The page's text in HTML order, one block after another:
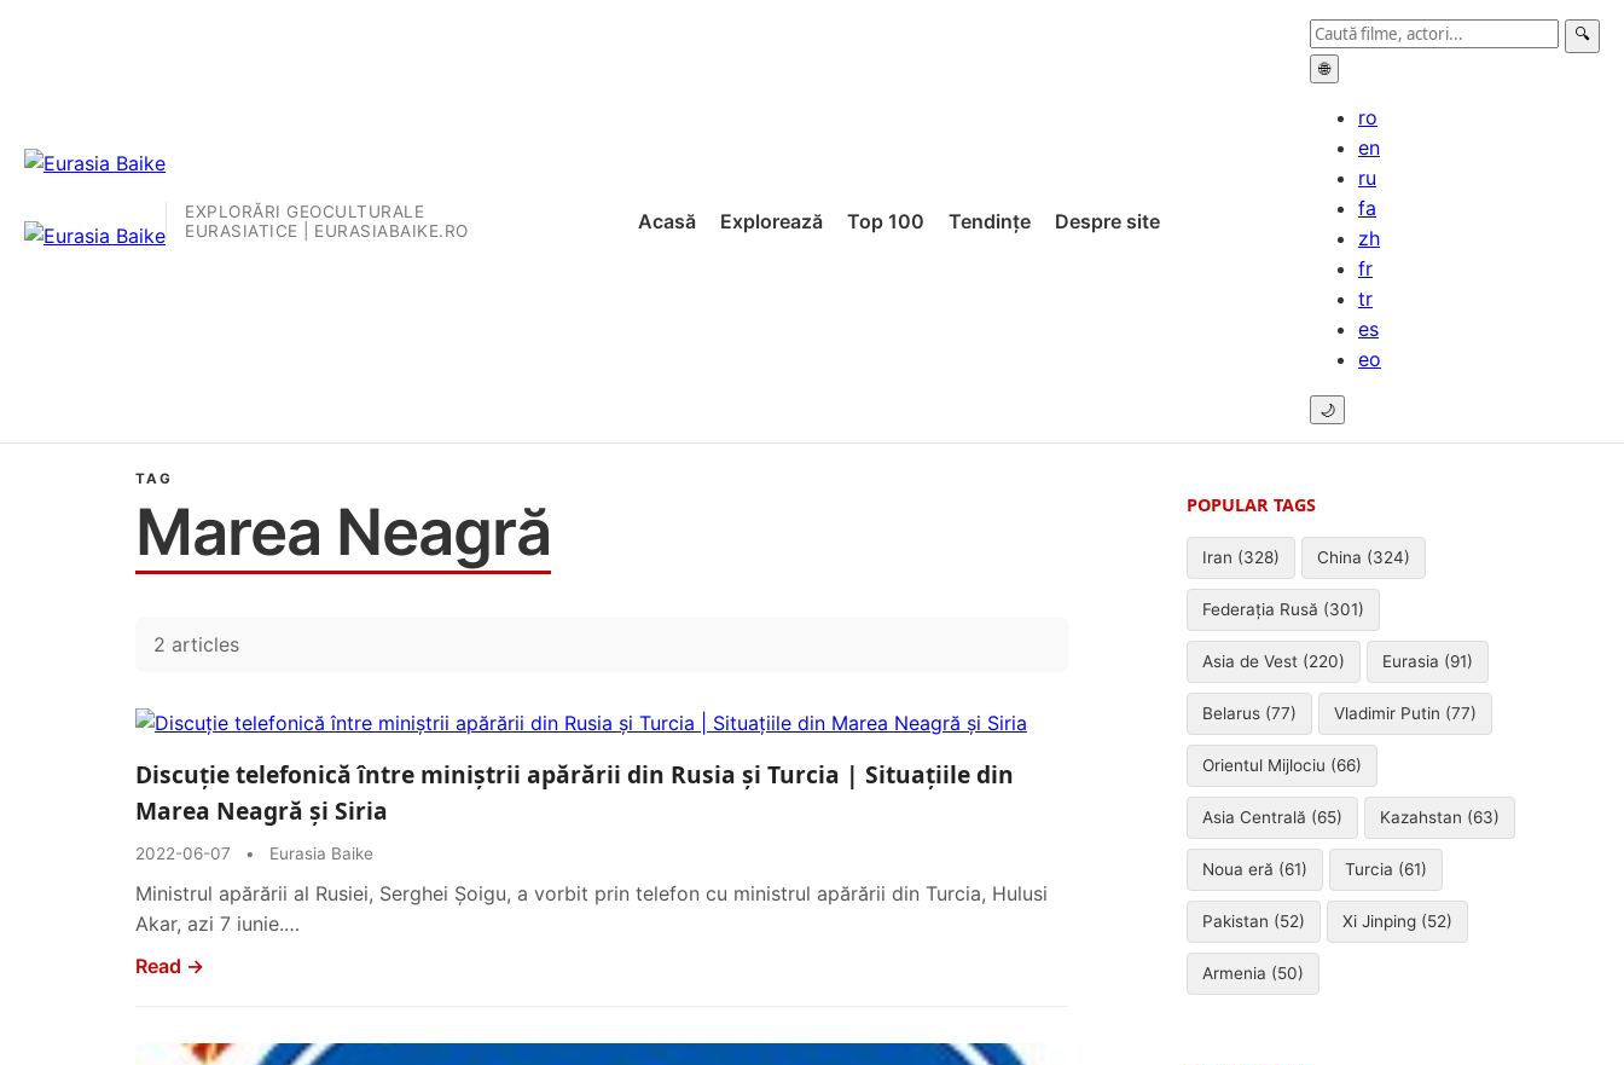
EXPLORĂRI GEOCULTURALE
EURASIATICE | EURASIABAIKE.RO
Acasă Explorează Top 100 Tendințe Despre site
🔍
🌐
ro
en
ru
fa
zh
fr
tr
es
eo
🌙
TAG
Marea Neagră
2 articles
Discuție telefonică între miniștrii apărării din Rusia și Turcia | Situațiile din
Marea Neagră și Siria
2022-06-07 • Eurasia Baike
Ministrul apărării al Rusiei, Serghei Șoigu, a vorbit prin telefon cu ministrul apărării din Turcia, Hulusi
Akar, azi 7 iunie.…
Read →
POPULAR TAGS
Iran (328) China (324)
Federația Rusă (301)
Asia de Vest (220) Eurasia (91)
Belarus (77) Vladimir Putin (77)
Orientul Mijlociu (66)
Asia Centrală (65) Kazahstan (63)
Noua eră (61) Turcia (61)
Pakistan (52) Xi Jinping (52)
Armenia (50)